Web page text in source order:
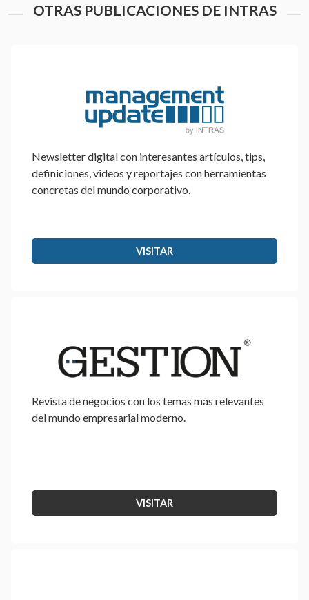
OTRAS PUBLICACIONES DE INTRAS
Newsletter digital con interesantes artículos, tips,
definiciones, videos y reportajes con herramientas
concretas del mundo corporativo.
VISITAR
Revista de negocios con los temas más relevantes
del mundo empresarial moderno.
VISITAR